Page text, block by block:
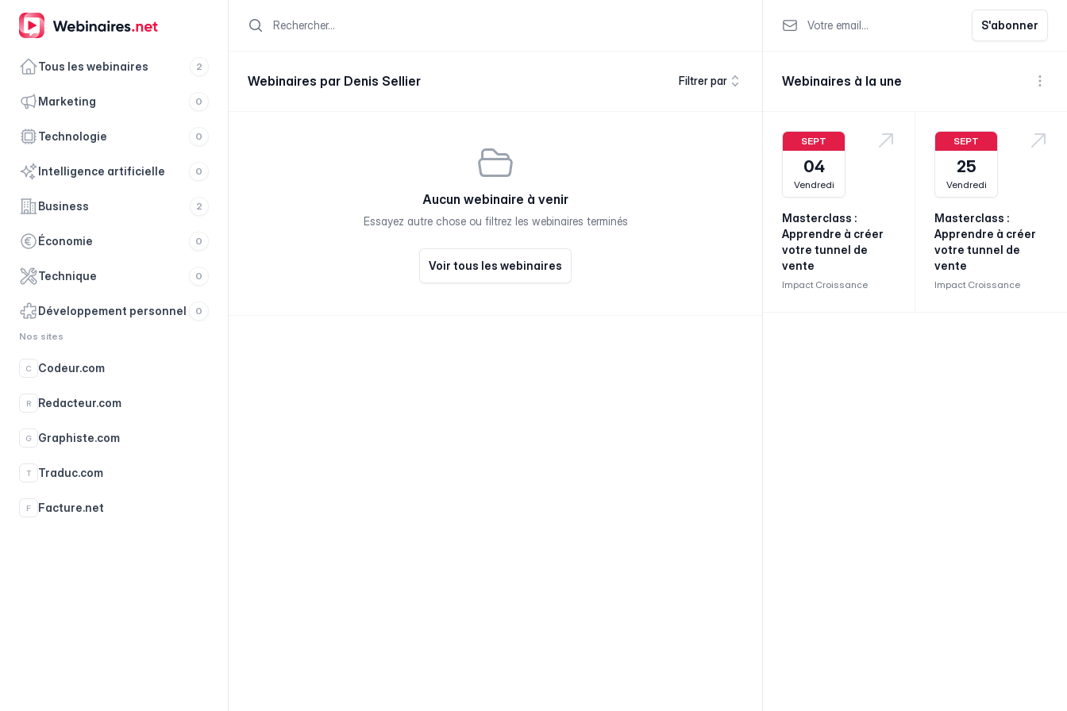
Tous les webinaires 2
marketing 0
technologie 0
intelligence artificielle 0
business 2
économie 0
technique 0
développement personnel 0
Nos sites
C Codeur.com
R Redacteur.com
G Graphiste.com
T Traduc.com
F Facture.net
Search
Webinaires par Denis Sellier Filtrer par
Aucun webinaire à venir
Essayez autre chose ou filtrez les webinaires terminés
Voir tous les webinaires
Votre email S'abonner
Webinaires à la une
Voir
SEPT
04
Vendredi
Masterclass :
Apprendre à créer
votre tunnel de
vente
Impact Croissance
SEPT
25
Vendredi
Masterclass :
Apprendre à créer
votre tunnel de
vente
Impact Croissance